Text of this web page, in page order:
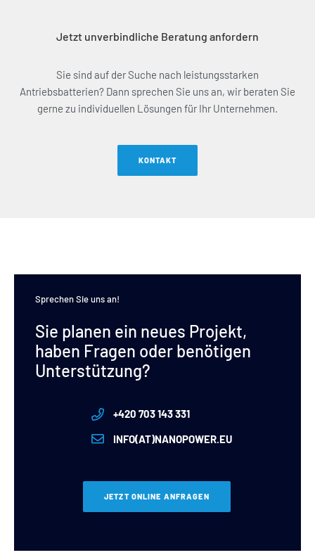
Jetzt unverbindliche Beratung anfordern
Sie sind auf der Suche nach leistungsstarken
Antriebsbatterien? Dann sprechen Sie uns an, wir beraten Sie
gerne zu individuellen Lösungen für Ihr Unternehmen.
KONTAKT
Sprechen Sie uns an!
Sie planen ein neues Projekt,
haben Fragen oder benötigen
Unterstützung?
+420 703 143 331
INFO(AT)NANOPOWER.EU
JETZT ONLINE ANFRAGEN